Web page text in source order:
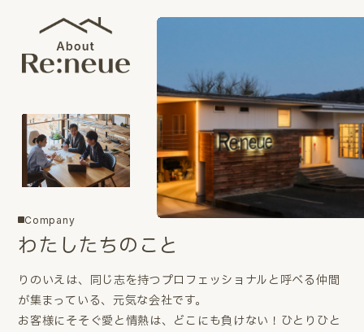
Company
わたしたちのこと
りのいえは、同じ志を持つプロフェッショナルと呼べる仲間
が集まっている、元気な会社です。
お客様にそそぐ愛と情熱は、どこにも負けない！ひとりひと